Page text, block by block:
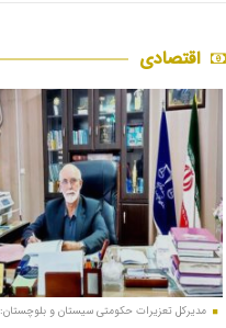
اقتصادی
مدیرکل تعزیرات حکومتی سیستان و بلوچستان: